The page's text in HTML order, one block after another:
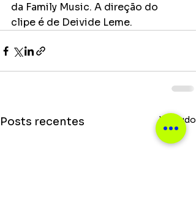
da Family Music. A direção do
clipe é de Deivide Leme.
Posts recentes Ver tudo